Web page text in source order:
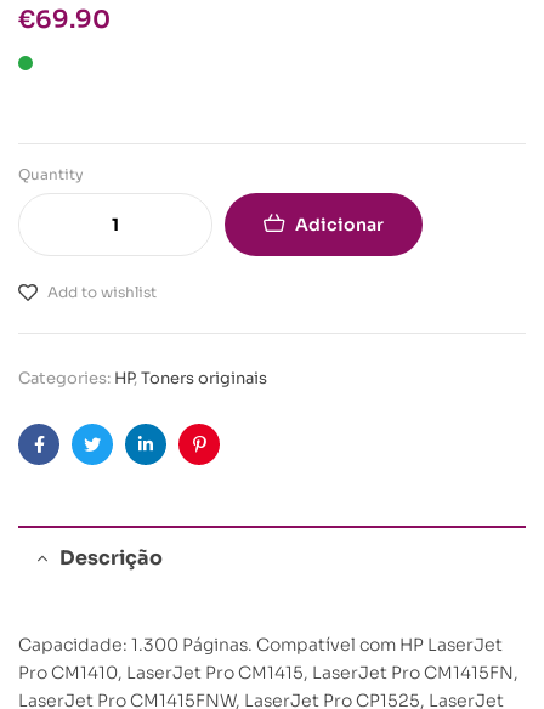
€69.90
Quantity
Adicionar
Add to wishlist
Categories: HP,Toners originais
FacebookTwitterLinkedinPinterest
Descrição
Capacidade: 1.300 Páginas. Compatível com HP LaserJet
Pro CM1410, LaserJet Pro CM1415, LaserJet Pro CM1415FN,
LaserJet Pro CM1415FNW, LaserJet Pro CP1525, LaserJet